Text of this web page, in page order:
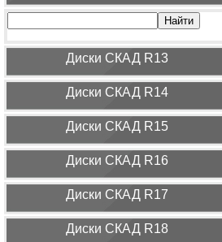
Диcки СКАД R13
Диcки СКАД R14
Диcки СКАД R15
Диcки СКАД R16
Диcки СКАД R17
Диcки СКАД R18